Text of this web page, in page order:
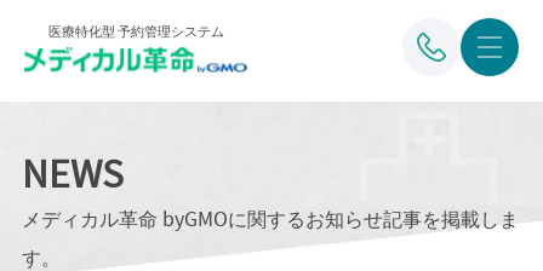
医療特化型 予約管理システム
NEWS
メディカル革命 byGMOに関するお知らせ記事を掲載しま
す。